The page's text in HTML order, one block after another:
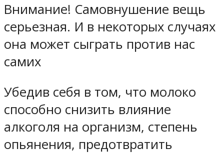
Внимание! Самовнушение вещь
серьезная. И в некоторых случаях
она может сыграть против нас
самих
Убедив себя в том, что молоко
способно снизить влияние
алкоголя на организм, степень
опьянения, предотвратить